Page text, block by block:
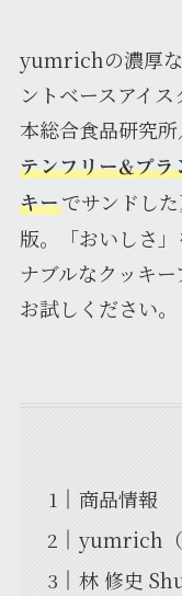
yumrichの濃厚な
ントベースアイ
本総合食品研究
テンフリー&プラ
キーでサンドし
版。「おいしさ
ナブルなクッキ
お試しください。
商品情報
yumrich（
林 修史